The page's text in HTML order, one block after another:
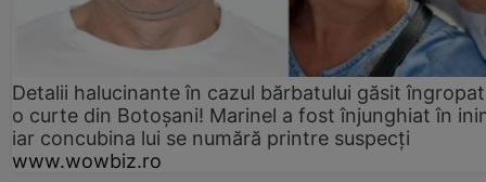
Detalii halucinante în cazul bărbatului găsit
o curte din Botoșani! Marinel a fost înjunghiat în
iar concubina lui se numără printre suspecți
www.wowbiz.ro